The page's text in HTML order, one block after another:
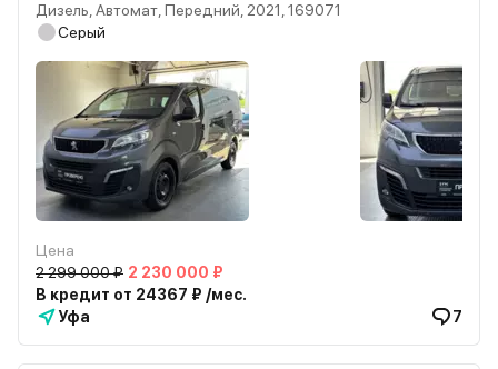
Дизель, Автомат, Передний, 2021, 169071
Серый
Цена
2 299 000 ₽ 2 230 000 ₽
В кредит от 24367 ₽ /мес.
Уфа
7